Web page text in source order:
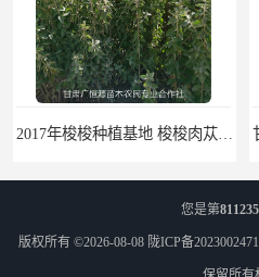
2017年梭梭种植基地 梭梭肉苁蓉种植方法 新疆梭梭树苗供应基地
您是第
版权所有 ©2026-08-08 陇ICP备